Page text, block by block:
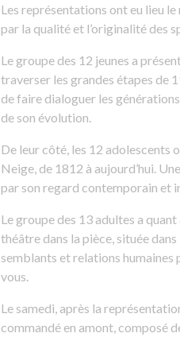
Les représentations ont eu lieu
par la qualité et l’originalité des
Le groupe des 12 jeunes a
traverser les grandes étapes de
de faire dialoguer les
de son évolution.
De leur côté, les 12 adolescents
Neige, de 1812 à aujourd’hui.
par son regard contemporain et
Le groupe des 13 adultes a
théâtre dans la pièce, située
semblants et relations
vous.
Le samedi, après la
commandé en amont, composé